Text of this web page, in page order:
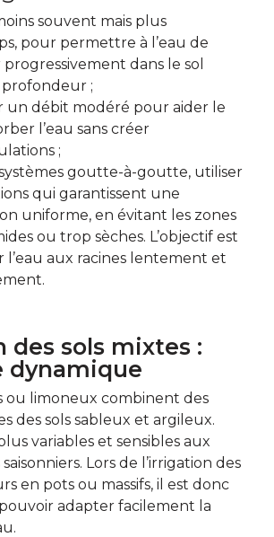
souvent mais plus
pour permettre à l’eau de
dans le sol
profondeur ;
un débit modéré pour aider le
l’eau sans créer
;
systèmes goutte-à-goutte, utiliser
qui garantissent une
uniforme, en évitant les zones
ou trop sèches. L’objectif est
l’eau aux racines lentement et
des sols mixtes :
dynamique
ou limoneux combinent des
des sols sableux et argileux.
variables et sensibles aux
Lors de l’irrigation des
en pots ou massifs, il est donc
adapter facilement la